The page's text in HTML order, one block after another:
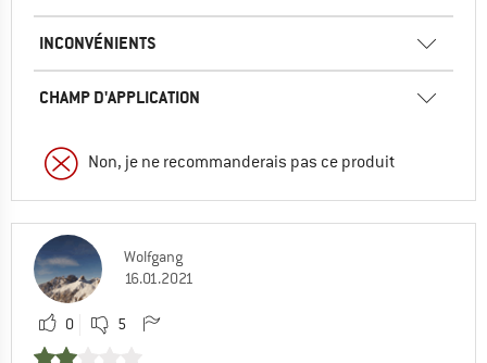
INCONVÉNIENTS
CHAMP D'APPLICATION
Non, je ne recommanderais pas ce produit
Wolfgang
16.01.2021
0 5